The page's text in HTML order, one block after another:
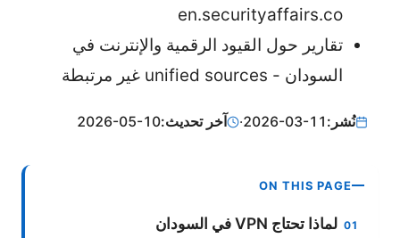
en.securityaffairs.co
تقارير حول القيود الرقمية والإنترنت في
السودان - unified sources غير مرتبطة
نُشر: 2026-03-11
· آخر تحديث:2026-05-10
ON THIS PAGE
لماذا تحتاج VPN في السودان